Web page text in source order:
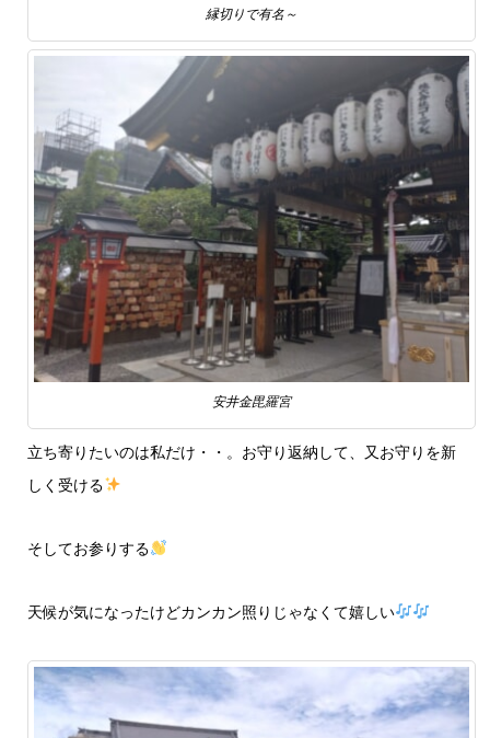
縁切りで有名～
安井金毘羅宮
立ち寄りたいのは私だけ・・。お守り返納して、又お守りを新
しく受ける
そしてお参りする
天候が気になったけどカンカン照りじゃなくて嬉しい